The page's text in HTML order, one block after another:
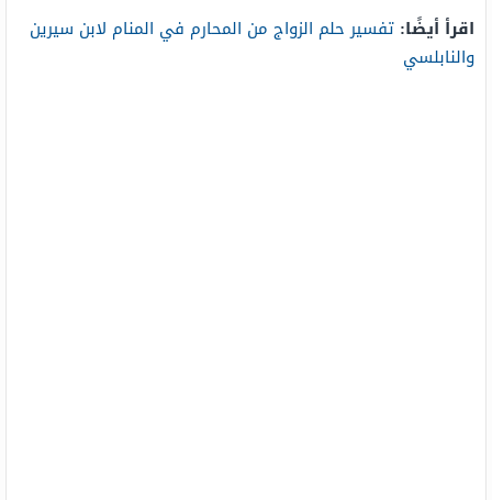
اقرأ أيضًا: تفسير حلم الزواج من المحارم في المنام لابن سيرين
والنابلسي